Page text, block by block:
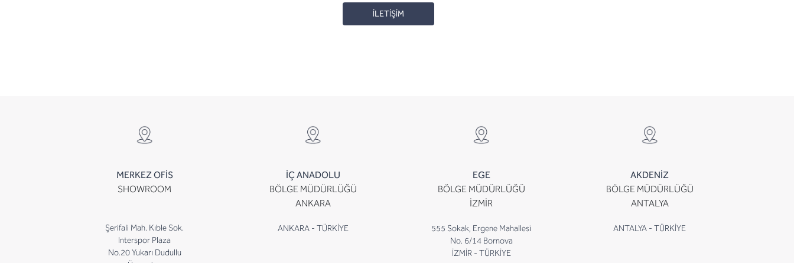
İLETİŞİM
MERKEZ OFİS
SHOWROOM
Şerifali Mah. Kıble Sok.
Interspor Plaza
No.20 Yukarı Dudullu
İÇ ANADOLU
BÖLGE MÜDÜRLÜĞÜ
ANKARA
ANKARA - TÜRKİYE
EGE
BÖLGE MÜDÜRLÜĞÜ
İZMİR
555 Sokak, Ergene Mahallesi
No. 6/14 Bornova
İZMİR - TÜRKİYE
AKDENİZ
BÖLGE MÜDÜRLÜĞÜ
ANTALYA
ANTALYA - TÜRKİYE